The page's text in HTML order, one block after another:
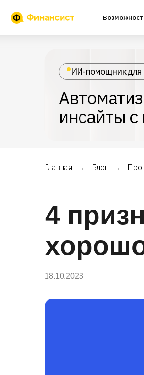
Возможности
ИИ-помощник для
инсайты
Главная → Блог → Про
4
18.10.2023